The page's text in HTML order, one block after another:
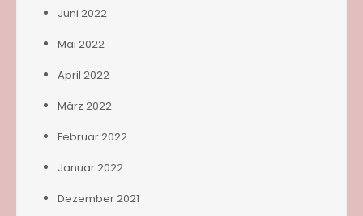
Juni 2022
Mai 2022
April 2022
März 2022
Februar 2022
Januar 2022
Dezember 2021